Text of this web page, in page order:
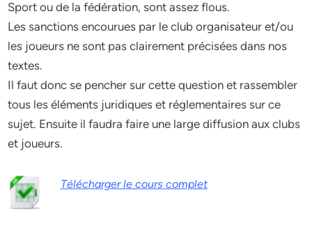
Sport ou de la fédération, sont assez flous.
Les sanctions encourues par le club organisateur et/ou
les joueurs ne sont pas clairement précisées dans nos
textes.
Il faut donc se pencher sur cette question et rassembler
tous les éléments juridiques et réglementaires sur ce
sujet. Ensuite il faudra faire une large diffusion aux clubs
et joueurs.
Télécharger le cours complet